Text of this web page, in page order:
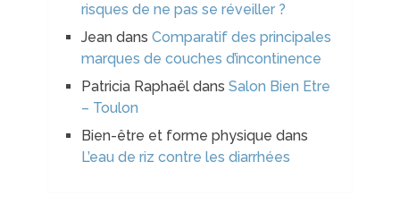
risques de ne pas se réveiller ?
Jeandans Comparatif des principales
marques de couches d’incontinence
Patricia Raphaëldans Salon Bien Etre
– Toulon
Bien-être et forme physique dans
L’eau de riz contre les diarrhées